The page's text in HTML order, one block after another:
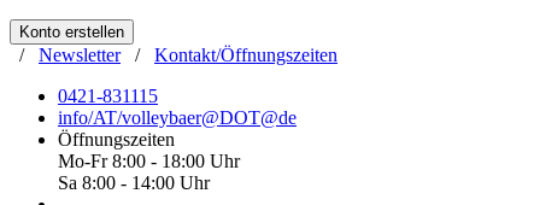
Konto erstellen
/ Newsletter/ Kontakt/Öffnungszeiten
0421-831115
info/AT/volleybaer@DOT@de
Öffnungszeiten
Mo-Fr 8:00 - 18:00 Uhr
Sa 8:00 - 14:00 Uhr